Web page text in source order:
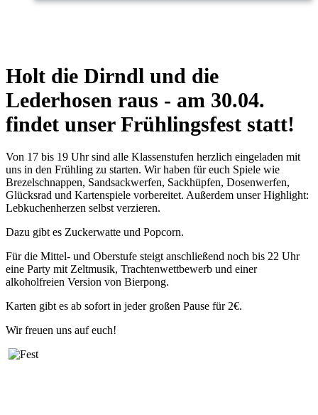
Holt die Dirndl und die
Lederhosen raus - am 30.04.
findet unser Frühlingsfest statt!
Von 17 bis 19 Uhr sind alle Klassenstufen herzlich eingeladen mit
uns in den Frühling zu starten. Wir haben für euch Spiele wie
Brezelschnappen, Sandsackwerfen, Sackhüpfen, Dosenwerfen,
Glücksrad und Kartenspiele vorbereitet. Außerdem unser Highlight:
Lebkuchenherzen selbst verzieren.
Dazu gibt es Zuckerwatte und Popcorn.
Für die Mittel- und Oberstufe steigt anschließend noch bis 22 Uhr
eine Party mit Zeltmusik, Trachtenwettbewerb und einer
alkoholfreien Version von Bierpong.
Karten gibt es ab sofort in jeder großen Pause für 2€.
Wir freuen uns auf euch!